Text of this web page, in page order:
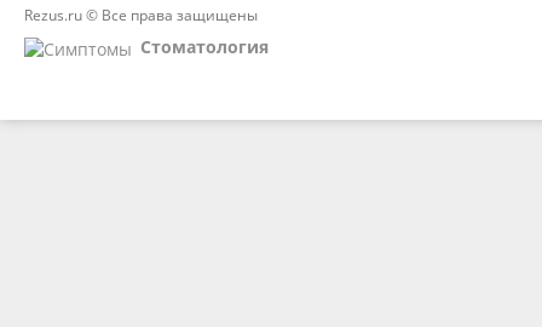
Rezus.ru © Все права защищены
Стоматология